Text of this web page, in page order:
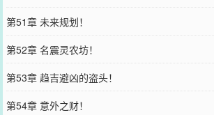
第51章 未来规划！
第52章 名震灵农坊！
第53章 趋吉避凶的盗头！
第54章 意外之财！